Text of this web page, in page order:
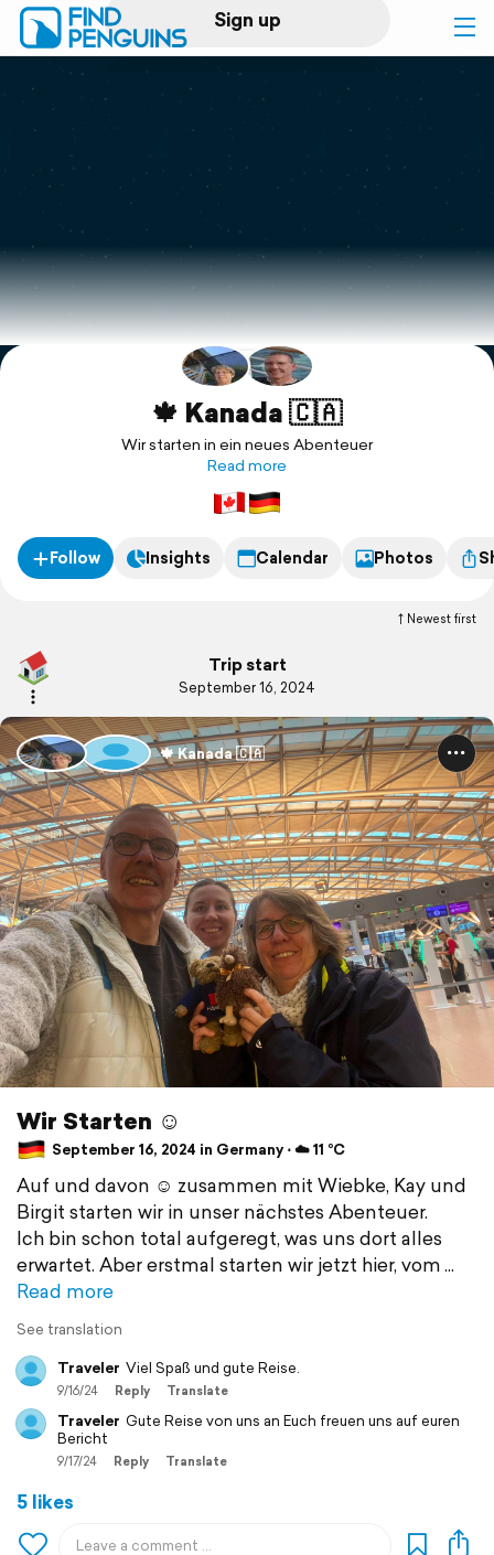
Sign up
Log in
Print a book
Flyover video
Explore
🍁 Kanada 🇨🇦
Wir starten in ein neues Abenteuer
Read more
Follow Insights Calendar Photos
Newest first
Trip start
September 16, 2024
🍁 Kanada 🇨🇦
Wir Starten ☺️
September 16, 2024 in Germany ⋅ ☁️ 11 °C
Auf und davon ☺️ zusammen mit Wiebke, Kay und
Birgit starten wir in unser nächstes Abenteuer.
Ich bin schon total aufgeregt, was uns dort alles
erwartet. Aber erstmal starten wir jetzt hier, vom
Read more
See translation
Traveler Viel Spaß und gute Reise.
9/16/24 Reply Translate
Traveler Gute Reise von uns an Euch freuen uns auf euren
Bericht
9/17/24 Reply Translate
5 likes